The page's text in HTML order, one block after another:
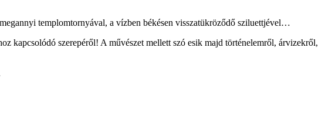
templomtornyával, a vízben békésen visszatükröződő sziluettjével…
kapcsolódó szerepéről! A művészet mellett szó esik majd történelemről, árvizekről,